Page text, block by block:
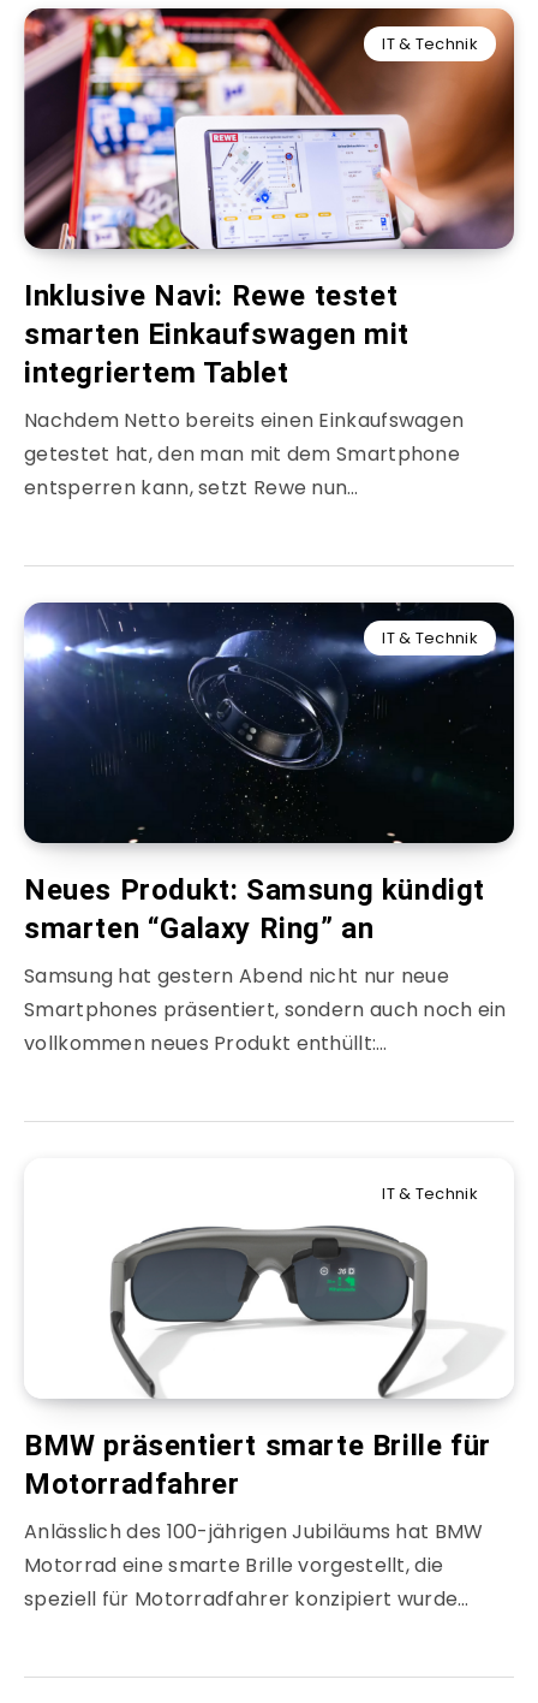
IT & Technik
Inklusive Navi: Rewe testet
smarten Einkaufswagen mit
integriertem Tablet
Nachdem Netto bereits einen Einkaufswagen
getestet hat, den man mit dem Smartphone
entsperren kann, setzt Rewe nun…
IT & Technik
Neues Produkt: Samsung kündigt
smarten “Galaxy Ring” an
Samsung hat gestern Abend nicht nur neue
Smartphones präsentiert, sondern auch noch ein
vollkommen neues Produkt enthüllt:…
IT & Technik
BMW präsentiert smarte Brille für
Motorradfahrer
Anlässlich des 100-jährigen Jubiläums hat BMW
Motorrad eine smarte Brille vorgestellt, die
speziell für Motorradfahrer konzipiert wurde…